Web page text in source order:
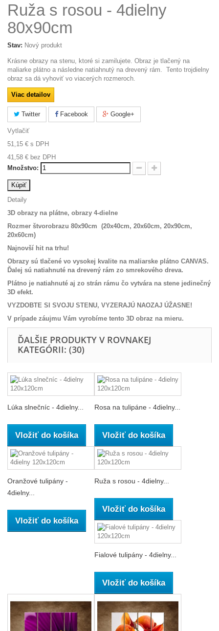
Ruža s rosou - 4dielny
80x90cm
Stav: Nový produkt
Krásne obrazy na stenu, ktoré si zamilujete. Obraz je tlačený na
maliarke plátno a následne natiahnutý na drevený rám. Tento trojdielny
obraz sa dá vyhoviť vo viacerých rozmeroch.
Viac detailov
Twitter Facebook Google+
Vytlačiť
51,15 € s DPH
41,58 € bez DPH
Množstvo:
Kúpiť
Detaily
3D obrazy na plátne, obrazy 4-dielne
Rozmer štvorobrazu 80x90cm (20x40cm, 20x60cm, 20x90cm,
20x60cm)
Najnovší hit na trhu!
Obrazy sú tlačené vo vysokej kvalite na maliarske plátno CANVAS.
Ďalej sú natiahnuté na drevený rám zo smrekového dreva.
Plátno je natiahnuté aj zo strán rámu čo vytvára na stene jedinečný
3D efekt.
VYZDOBTE SI SVOJU STENU, VYZERAJÚ NAOZAJ ÚŽASNE!
V prípade záujmu Vám vyrobíme tento 3D obraz na mieru.
ĎALŠIE PRODUKTY V ROVNAKEJ
KATEGÓRII: (30)
Lúka slnečníc - 4dielny...
Vložiť do košíka
Rosa na tulipáne - 4dielny...
Vložiť do košíka
Oranžové tulipány -
4dielny...
Vložiť do košíka
Ruža s rosou - 4dielny...
Vložiť do košíka
Fialové tulipány - 4dielny...
Vložiť do košíka